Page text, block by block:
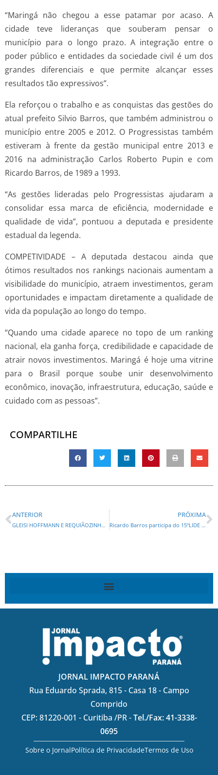
“Maringá não chegou a esse patamar por acaso. A
cidade teve lideranças que souberam pensar o
município para o longo prazo. A integração entre o
poder público e entidades da sociedade civil é um dos
grandes diferenciais e que permite alcançar esses
resultados tão expressivos”.
Ela reforçou o trabalho e as conquistas das gestões do
atual prefeito Silvio Barros, que também administrou o
município entre 2005 e 2012. O Progressistas também
estiveram à frente da gestão municipal entre 2013 e
2016 na administração Carlos Roberto Pupin e com
Ricardo Barros, de 1989 a 1993.
“As gestões lideradas pelo Progressistas ajudaram a
consolidar essa marca de eficiência, modernidade e
qualidade de vida”, pontuou a deputada e presidente
estadual da legenda.
COMPETIVIDADE – A deputada destacou ainda que
ótimos resultados nos rankings nacionais aumentam a
visibilidade do município, atraem investimentos, geram
oportunidades e impactam diretamente a qualidade de
vida da população ao longo do tempo.
“Quando uma cidade aparece no topo de um ranking
nacional, ela ganha força, credibilidade e capacidade de
atrair novos investimentos. Maringá é hoje uma vitrine
para o Brasil porque soube unir desenvolvimento
econômico, inovação, infraestrutura, educação, saúde e
cuidado com as pessoas”.
COMPARTILHE
ANTERIOR
GLEISI HOFFMANN E REQUIÃOZINHO : OS “Hors concours” da rejeição no Paraná
PRÓXIMA
Ricardo Barros participa do 15ºLIDE Brazil Investment Forum, em Nova York, nesta terça-feira,12
JORNAL IMPACTO PARANÁ
Rua Eduardo Sprada, 815 - Casa 18 - Campo
Comprido
CEP: 81220-001 - Curitiba /PR -Tel./Fax: 41-3338-
0695
Sobre o JornalPolítica de PrivacidadeTermos de Uso